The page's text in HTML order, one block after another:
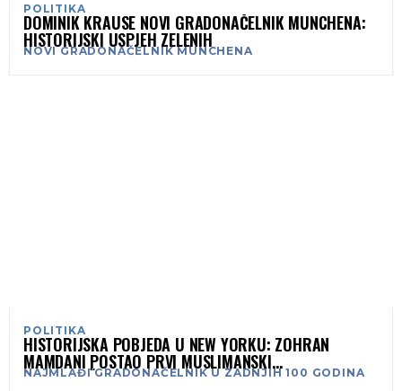
POLITIKA
DOMINIK KRAUSE NOVI GRADONAČELNIK MÜNCHENA:
HISTORIJSKI USPJEH ZELENIH
NOVI GRADONAČELNIK MUNCHENA
POLITIKA
HISTORIJSKA POBJEDA U NEW YORKU: ZOHRAN
MAMDANI POSTAO PRVI MUSLIMANSKI
GRADONAČELNIK U HISTORIJI GRADA
NAJMLAĐI GRADONAČELNIK U ZADNJIH 100 GODINA